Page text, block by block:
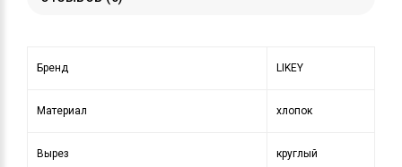
Бренд LIKEY
Материал хлопок
Вырез круглый